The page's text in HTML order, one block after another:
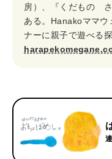
房）、『くだもの
ある。Hanakoママウ
ナーに親子で遊べる